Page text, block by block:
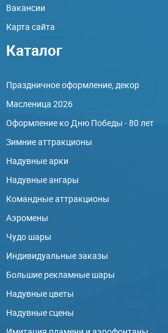
Вакансии
Карта сайта
Каталог
Праздничное оформление, декор
Масленица 2026
Оформление ко Дню Победы - 80 лет
Зимние аттракционы
Надувные арки
Надувные ангары
Командные аттракционы
Аэромены
Чудо шары
Индивидуальные заказы
Большие рекламные шары
Надувные цветы
Надувные сцены